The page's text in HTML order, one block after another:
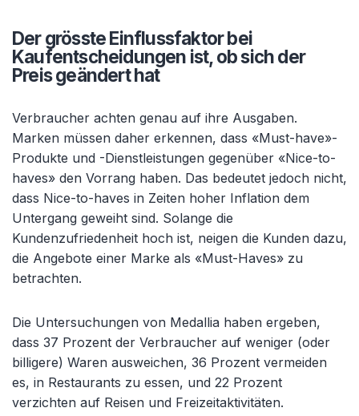
Der grösste Einflussfaktor bei
Kaufentscheidungen ist, ob sich der
Preis geändert hat
Verbraucher achten genau auf ihre Ausgaben.
Marken müssen daher erkennen, dass «Must-have»-
Produkte und -Dienstleistungen gegenüber «Nice-to-
haves» den Vorrang haben. Das bedeutet jedoch nicht,
dass Nice-to-haves in Zeiten hoher Inflation dem
Untergang geweiht sind. Solange die
Kundenzufriedenheit hoch ist, neigen die Kunden dazu,
die Angebote einer Marke als «Must-Haves» zu
betrachten.
Die Untersuchungen von Medallia haben ergeben,
dass 37 Prozent der Verbraucher auf weniger (oder
billigere) Waren ausweichen, 36 Prozent vermeiden
es, in Restaurants zu essen, und 22 Prozent
verzichten auf Reisen und Freizeitaktivitäten.